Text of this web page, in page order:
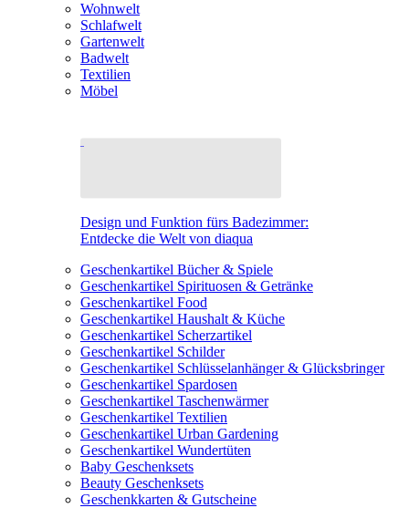
Wohnwelt
Schlafwelt
Gartenwelt
Badwelt
Textilien
Möbel
Design und Funktion fürs Badezimmer:
Entdecke die Welt von diaqua
Geschenkartikel Bücher & Spiele
Geschenkartikel Spirituosen & Getränke
Geschenkartikel Food
Geschenkartikel Haushalt & Küche
Geschenkartikel Scherzartikel
Geschenkartikel Schilder
Geschenkartikel Schlüsselanhänger & Glücksbringer
Geschenkartikel Spardosen
Geschenkartikel Taschenwärmer
Geschenkartikel Textilien
Geschenkartikel Urban Gardening
Geschenkartikel Wundertüten
Baby Geschenksets
Beauty Geschenksets
Geschenkkarten & Gutscheine